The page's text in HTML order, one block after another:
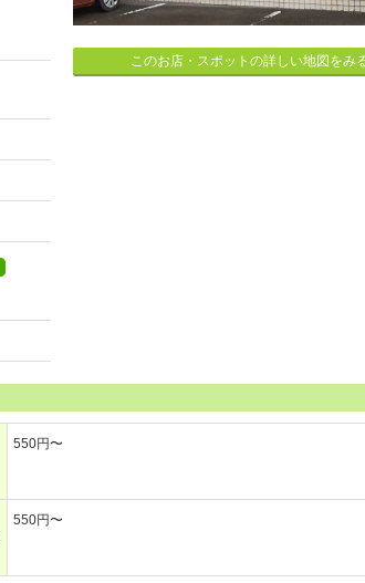
このお店・スポットの詳しい地図をみ
550円〜
550円〜